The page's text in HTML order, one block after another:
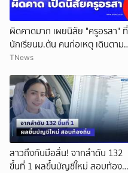
ผิดคาดมาก เผยนิสัย "ครูอรสา" ที่
นักเรียนม.ต้น คนก่อเหตุ เดินตาม
หา
TNews
สาวถึงกับมือสั่น! จากลำดับ 132
ขึ้นที่ 1 ผลขึ้นบัญชีใหม่ สอบท้อง